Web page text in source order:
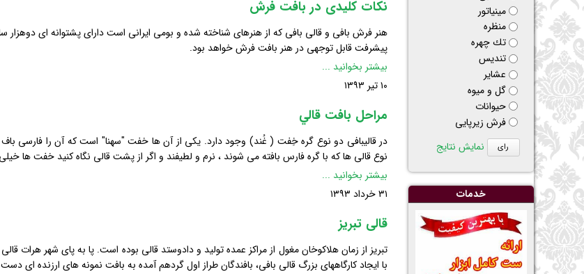
نکات کلیدی در بافت فرش
هنر فرش بافی و قالی بافی که از هنرهای شناخته شده و بومی ایرانی است دارای پشتوانه ای دوهزار
پیشرفت قابل توجهی در هنر بافت فرش خواهد بود.
بیشتر بخوانید ...
بافت
فرش
۱۰ تیر ۱۳۹۳
مراحل بافت قالي
در قالیبافی دو نوع گره خِفت ( غُند) وجود دارد. یکی از آن ها خفت "سهنا" است که آن را فارسی باف
نوع قالی ها که با گره فارس بافته می شوند ، نرم و لطیفند و اگر از پشت قالی نگاه کنید خفت ها
بیشتر بخوانید ...
۳۱ خرداد ۱۳۹۳
قالی تبریز
تبریز از زمان هلاكوخان مغول از مراكز عمده تولید و دادوستد قالی بوده است. پا به پای شهر
با ایجاد كارگاههای بزرگ قالی بافی، بافندگان طراز اول گردهم آمده به بافت نمونه های ارزنده ای
مینیاتور
منظره
تك چهره
تنديس
عشاير
گل و ميوه
حيوانات
فرش زیرپایی
نمایش نتایج
خدمات